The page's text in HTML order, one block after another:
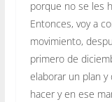
porque no se les
Entonces, voy a
movimiento,
primero de
elaborar un plan
hacer y en ese